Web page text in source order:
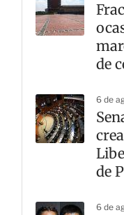
de
6 de
de
6 de